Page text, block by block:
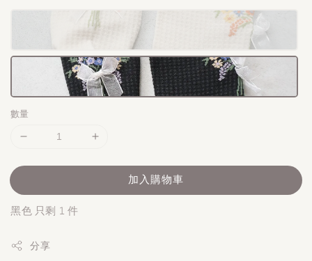
數量
加入購物車
黑色 只剩 1 件
分享